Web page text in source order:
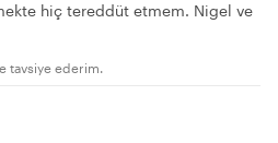
hiç tereddüt etmem. Nigel ve
tavsiye ederim.